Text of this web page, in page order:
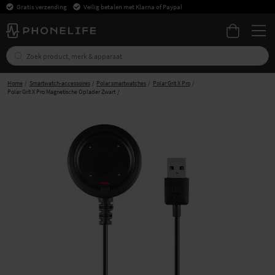
Gratis verzending Veilig betalen met Klarna of Paypal
Home Smartwatch-accessoires Polar smartwatches
Polar Grit X Pro
Polar Grit X Pro Magnetische Oplader Zwart